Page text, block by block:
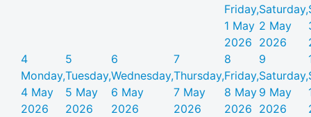
Friday,
1 May
2026
Saturday,
2 May
2026
4
Monday,
4 May
2026
5
Tuesday,
5 May
2026
6
Wednesday,
6 May
2026
7
Thursday,
7 May
2026
8
Friday,
8 May
2026
9
Saturday,
9 May
2026